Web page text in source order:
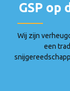
GSP op
Wij zijn
een